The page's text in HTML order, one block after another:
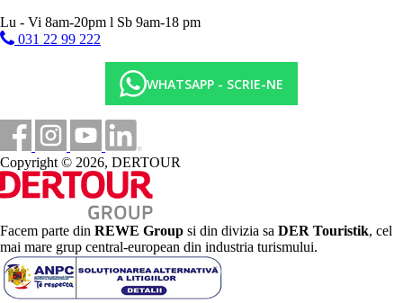
Lu - Vi 8am-20pm l Sb 9am-18 pm
031 22 99 222
WHATSAPP - SCRIE-NE
Copyright © 2026, DERTOUR
Facem parte din REWE Group si din divizia sa DER Touristik, cel
mai mare grup central-european din industria turismului.